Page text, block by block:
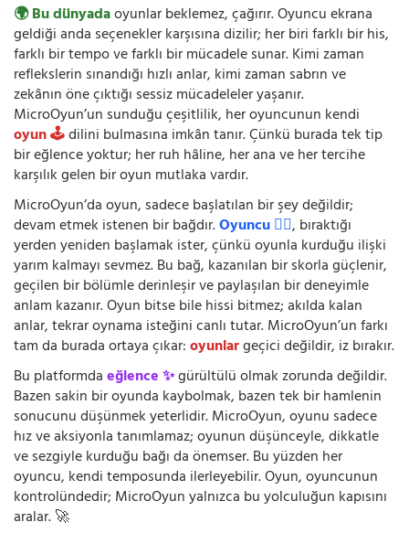
🌍 Bu dünyadaoyunlar beklemez, çağırır. Oyuncu ekrana
geldiği anda seçenekler karşısına dizilir; her biri farklı bir his,
farklı bir tempo ve farklı bir mücadele sunar. Kimi zaman
reflekslerin sınandığı hızlı anlar, kimi zaman sabrın ve
zekânın öne çıktığı sessiz mücadeleler yaşanır.
MicroOyun’un sunduğu çeşitlilik, her oyuncunun kendi
oyun 🕹️dilini bulmasına imkân tanır. Çünkü burada tek tip
bir eğlence yoktur; her ruh hâline, her ana ve her tercihe
karşılık gelen bir oyun mutlaka vardır.
MicroOyun’da oyun, sadece başlatılan bir şey değildir;
devam etmek istenen bir bağdır.Oyuncu 🧍‍♂️, bıraktığı
yerden yeniden başlamak ister, çünkü oyunla kurduğu ilişki
yarım kalmayı sevmez. Bu bağ, kazanılan bir skorla güçlenir,
geçilen bir bölümle derinleşir ve paylaşılan bir deneyimle
anlam kazanır. Oyun bitse bile hissi bitmez; akılda kalan
anlar, tekrar oynama isteğini canlı tutar. MicroOyun’un farkı
tam da burada ortaya çıkar:oyunlargeçici değildir, iz bırakır.
Bu platformdaeğlence ✨gürültülü olmak zorunda değildir.
Bazen sakin bir oyunda kaybolmak, bazen tek bir hamlenin
sonucunu düşünmek yeterlidir. MicroOyun, oyunu sadece
hız ve aksiyonla tanımlamaz; oyunun düşünceyle, dikkatle
ve sezgiyle kurduğu bağı da önemser. Bu yüzden her
oyuncu, kendi temposunda ilerleyebilir. Oyun, oyuncunun
kontrolündedir; MicroOyun yalnızca bu yolculuğun kapısını
aralar. 🚀